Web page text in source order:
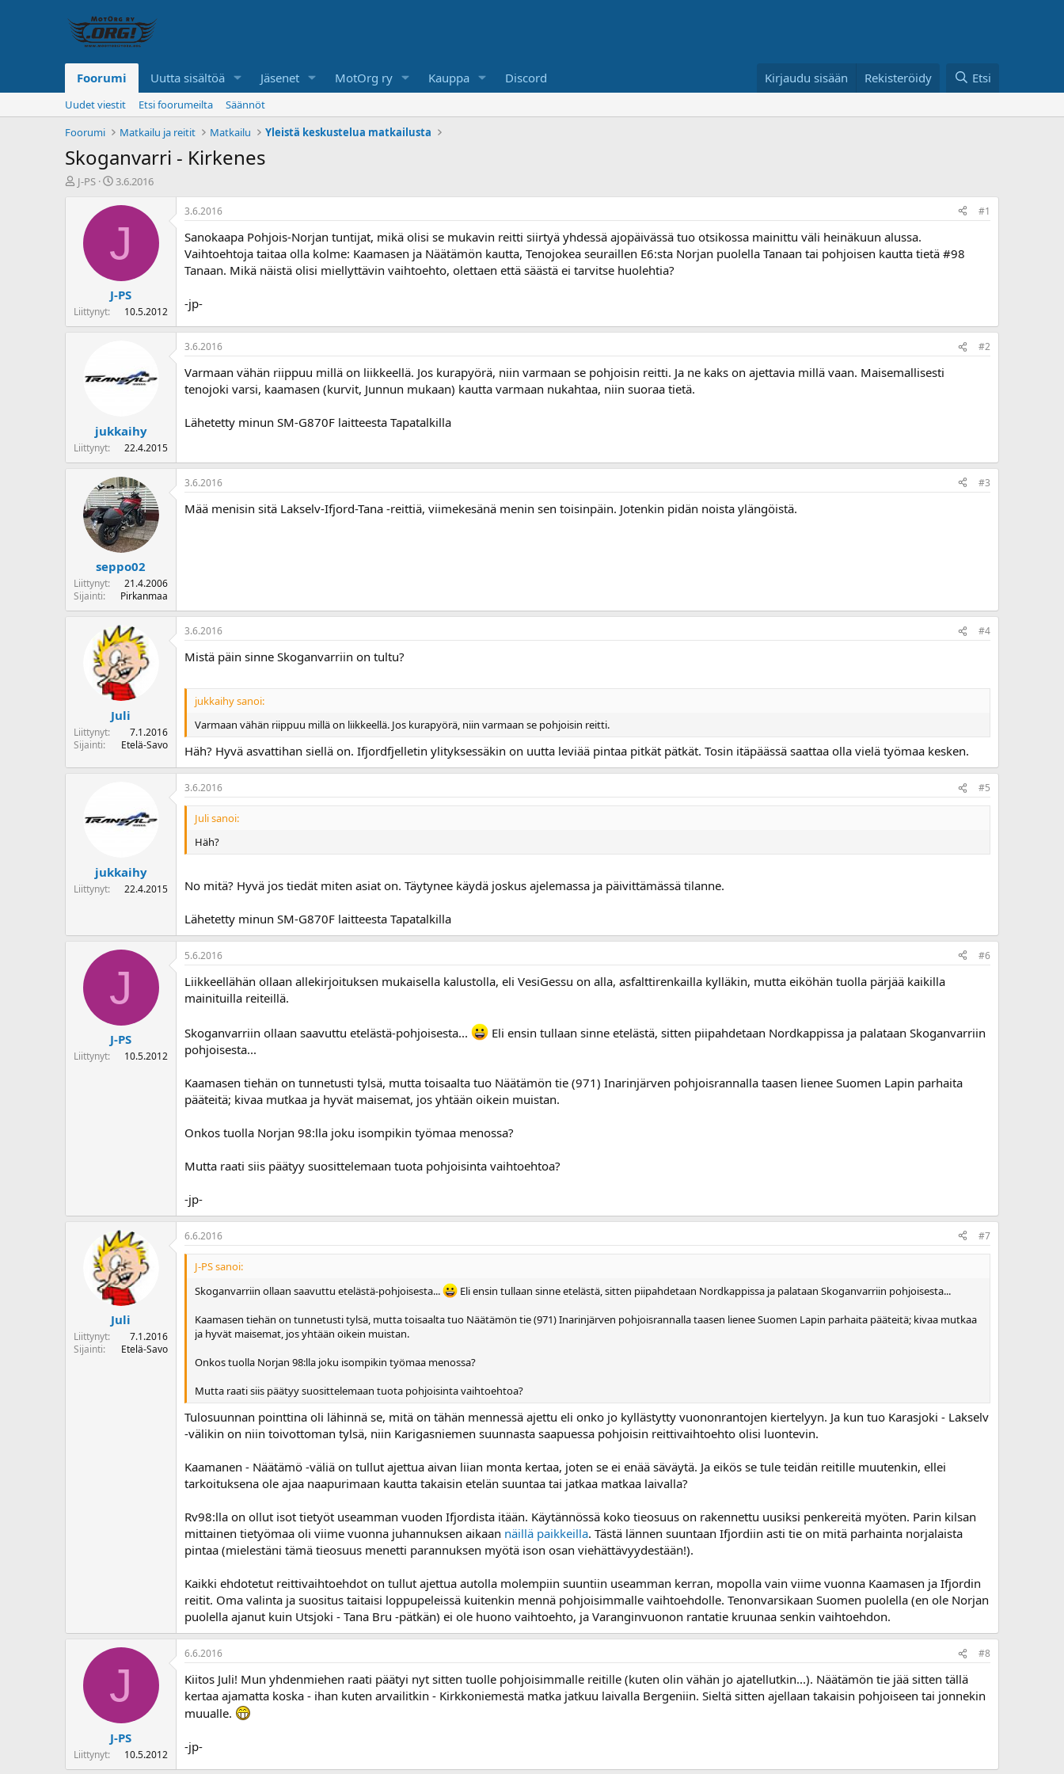
Foorumi Uutta sisältöä Jäsenet MotOrg ry Kauppa Discord Kirjaudu sisään Rekisteröidy Etsi
Uudet viestit Etsi foorumeilta
Säännöt
Foorumi
Matkailu ja reitit Matkailu Yleistä keskustelua matkailusta
Skoganvarri - Kirkenes
K
u
a
J-PS
A
o
u
p
ä
3.6.2016
J
J-PS
Liittynyt 10.5.2012
3.6.2016 #1
Sanokaapa Pohjois-Norjan tuntijat, mikä olisi se mukavin reitti siirtyä yhdessä ajopäivässä tuo otsikossa mainittu väli heinäkuun alussa.
Vaihtoehtoja taitaa olla kolme: Kaamasen ja Näätämön kautta, Tenojokea seuraillen E6:sta Norjan puolella Tanaan tai pohjoisen kautta tietä #98
Tanaan. Mikä näistä olisi miellyttävin vaihtoehto, olettaen että säästä ei tarvitse huolehtia?
-jp-
jukkaihy
Liittynyt 22.4.2015
3.6.2016 #2
Varmaan vähän riippuu millä on liikkeellä. Jos kurapyörä, niin varmaan se pohjoisin reitti. Ja ne kaks on ajettavia millä vaan. Maisemallisesti
tenojoki varsi, kaamasen (kurvit, Junnun mukaan) kautta varmaan nukahtaa, niin suoraa tietä.
Lähetetty minun SM-G870F laitteesta Tapatalkilla
seppo02
Liittynyt
21.4.2006
Sijainti
Pirkanmaa
3.6.2016 #3
Mää menisin sitä Lakselv-Ifjord-Tana -reittiä, viimekesänä menin sen toisinpäin. Jotenkin pidän noista ylängöistä.
Juli
Liittynyt
7.1.2016
Sijainti
Etelä-Savo
3.6.2016 #4
Mistä päin sinne Skoganvarriin on tultu?
jukkaihy sanoi:
Varmaan vähän riippuu millä on liikkeellä. Jos kurapyörä, niin varmaan se pohjoisin reitti.
Häh? Hyvä asvattihan siellä on. Ifjordfjelletin ylityksessäkin on uutta leviää pintaa pitkät pätkät. Tosin itäpäässä saattaa olla vielä työmaa kesken.
jukkaihy
Liittynyt 22.4.2015
3.6.2016 #5
Juli sanoi:
Häh?
No mitä? Hyvä jos tiedät miten asiat on. Täytynee käydä joskus ajelemassa ja päivittämässä tilanne.
Lähetetty minun SM-G870F laitteesta Tapatalkilla
J
J-PS
Liittynyt 10.5.2012
5.6.2016 #6
Liikkeellähän ollaan allekirjoituksen mukaisella kalustolla, eli VesiGessu on alla, asfalttirenkailla kylläkin, mutta eiköhän tuolla pärjää kaikilla
mainituilla reiteillä.
Skoganvarriin ollaan saavuttu etelästä-pohjoisesta...
Eli ensin tullaan sinne etelästä, sitten piipahdetaan Nordkappissa ja palataan Skoganvarriin
pohjoisesta...
Kaamasen tiehän on tunnetusti tylsä, mutta toisaalta tuo Näätämön tie (971) Inarinjärven pohjoisrannalla taasen lienee Suomen Lapin parhaita
pääteitä; kivaa mutkaa ja hyvät maisemat, jos yhtään oikein muistan.
Onkos tuolla Norjan 98:lla joku isompikin työmaa menossa?
Mutta raati siis päätyy suosittelemaan tuota pohjoisinta vaihtoehtoa?
-jp-
Juli
Liittynyt
7.1.2016
Sijainti
Etelä-Savo
6.6.2016 #7
J-PS sanoi:
Skoganvarriin ollaan saavuttu etelästä-pohjoisesta...
Eli ensin tullaan sinne etelästä, sitten piipahdetaan Nordkappissa ja palataan Skoganvarriin pohjoisesta...
Kaamasen tiehän on tunnetusti tylsä, mutta toisaalta tuo Näätämön tie (971) Inarinjärven pohjoisrannalla taasen lienee Suomen Lapin parhaita pääteitä; kivaa mutkaa
ja hyvät maisemat, jos yhtään oikein muistan.
Onkos tuolla Norjan 98:lla joku isompikin työmaa menossa?
Mutta raati siis päätyy suosittelemaan tuota pohjoisinta vaihtoehtoa?
Tulosuunnan pointtina oli lähinnä se, mitä on tähän mennessä ajettu eli onko jo kyllästytty vuononrantojen kiertelyyn. Ja kun tuo Karasjoki - Lakselv
-välikin on niin toivottoman tylsä, niin Karigasniemen suunnasta saapuessa pohjoisin reittivaihtoehto olisi luontevin.
Kaamanen - Näätämö -väliä on tullut ajettua aivan liian monta kertaa, joten se ei enää säväytä. Ja eikös se tule teidän reitille muutenkin, ellei
tarkoituksena ole ajaa naapurimaan kautta takaisin etelän suuntaa tai jatkaa matkaa laivalla?
Rv98:lla on ollut isot tietyöt useamman vuoden Ifjordista itään. Käytännössä koko tieosuus on rakennettu uusiksi penkereitä myöten. Parin kilsan
mittainen tietyömaa oli viime vuonna juhannuksen aikaan näillä paikkeilla. Tästä lännen suuntaan Ifjordiin asti tie on mitä parhainta norjalaista
pintaa (mielestäni tämä tieosuus menetti parannuksen myötä ison osan viehättävyydestään!).
Kaikki ehdotetut reittivaihtoehdot on tullut ajettua autolla molempiin suuntiin useamman kerran, mopolla vain viime vuonna Kaamasen ja Ifjordin
reitit. Oma valinta ja suositus taitaisi loppupeleissä kuitenkin mennä pohjoisimmalle vaihtoehdolle. Tenonvarsikaan Suomen puolella (en ole Norjan
puolella ajanut kuin Utsjoki - Tana Bru -pätkän) ei ole huono vaihtoehto, ja Varanginvuonon rantatie kruunaa senkin vaihtoehdon.
J
J-PS
Liittynyt 10.5.2012
6.6.2016 #8
Kiitos Juli! Mun yhdenmiehen raati päätyi nyt sitten tuolle pohjoisimmalle reitille (kuten olin vähän jo ajatellutkin...). Näätämön tie jää sitten tällä
kertaa ajamatta koska - ihan kuten arvailitkin - Kirkkoniemestä matka jatkuu laivalla Bergeniin. Sieltä sitten ajellaan takaisin pohjoiseen tai jonnekin
muualle.
-jp-